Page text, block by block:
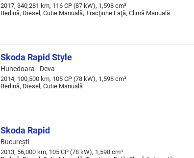
2017, 340,281 km, 116 CP (87 kW), 1,598 cm³
Berlină, Diesel, Cutie Manuală, Tracţiune Faţă, Climă Manuală
Skoda Rapid Style
Hunedoara - Deva
2014, 100,500 km, 105 CP (78 kW), 1,598 cm³
Berlină, Diesel, Cutie Manuală
Skoda Rapid
Bucureşti
2013, 56,000 km, 105 CP (78 kW), 1,598 cm³